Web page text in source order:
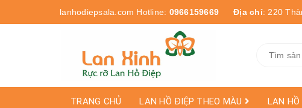
lanhodiepsala.com Hotline: 0966159669 Địa chỉ: 220
TRANG CHỦ LAN HỒ ĐIỆP THEO MÀU LAN